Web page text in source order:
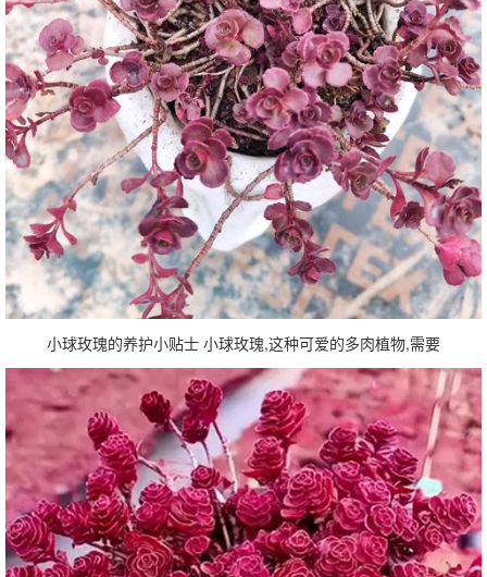
小球玫瑰的养护小贴士 小球玫瑰,这种可爱的多肉植物,需要